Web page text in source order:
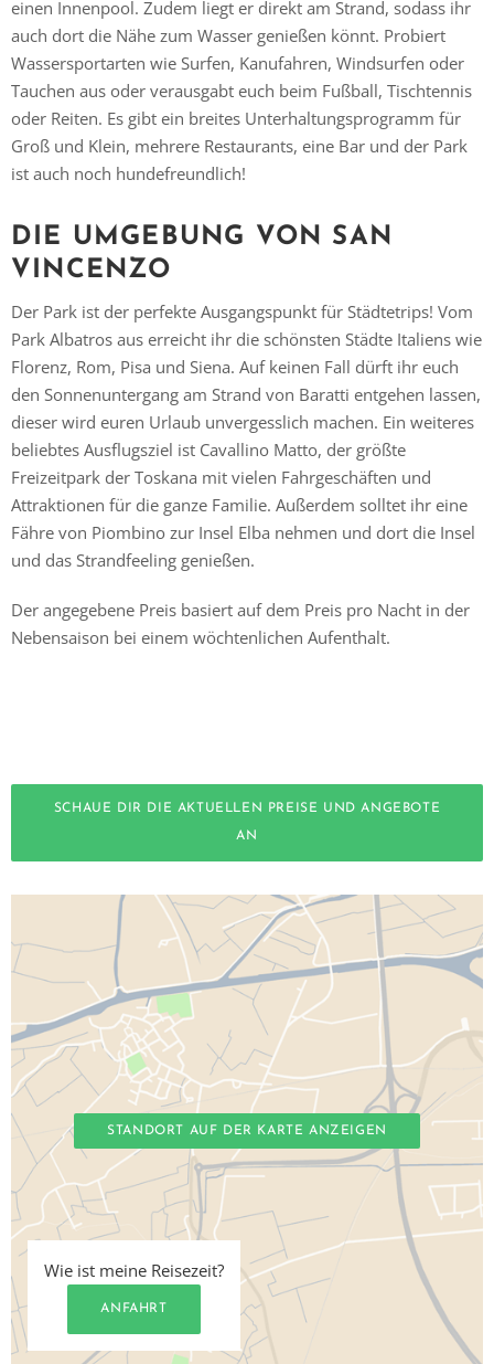
einen Innenpool. Zudem liegt er direkt am Strand, sodass ihr
auch dort die Nähe zum Wasser genießen könnt. Probiert
Wassersportarten wie Surfen, Kanufahren, Windsurfen oder
Tauchen aus oder verausgabt euch beim Fußball, Tischtennis
oder Reiten. Es gibt ein breites Unterhaltungsprogramm für
Groß und Klein, mehrere Restaurants, eine Bar und der Park
ist auch noch hundefreundlich!
DIE UMGEBUNG VON SAN
VINCENZO
Der Park ist der perfekte Ausgangspunkt für Städtetrips! Vom
Park Albatros aus erreicht ihr die schönsten Städte Italiens wie
Florenz, Rom, Pisa und Siena. Auf keinen Fall dürft ihr euch
den Sonnenuntergang am Strand von Baratti entgehen lassen,
dieser wird euren Urlaub unvergesslich machen. Ein weiteres
beliebtes Ausflugsziel ist Cavallino Matto, der größte
Freizeitpark der Toskana mit vielen Fahrgeschäften und
Attraktionen für die ganze Familie. Außerdem solltet ihr eine
Fähre von Piombino zur Insel Elba nehmen und dort die Insel
und das Strandfeeling genießen.
Der angegebene Preis basiert auf dem Preis pro Nacht in der
Nebensaison bei einem wöchtenlichen Aufenthalt.
SCHAUE DIR DIE AKTUELLEN PREISE UND ANGEBOTE
AN
STANDORT AUF DER KARTE ANZEIGEN
Wie ist meine Reisezeit?
ANFAHRT
Vielen Dank für das Abonnieren unseres Newsletters.